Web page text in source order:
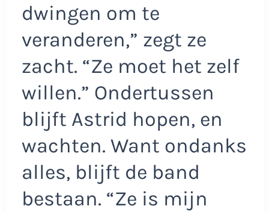
dwingen om te
veranderen,” zegt ze
zacht. “Ze moet het zelf
willen.” Ondertussen
blijft Astrid hopen, en
wachten. Want ondanks
alles, blijft de band
bestaan. “Ze is mijn